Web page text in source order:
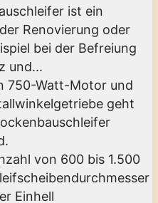
ist ein
Renovierung oder
bei der Befreiung
und...
750-Watt-Motor und
geht
von 600 bis 1.500
Einhell